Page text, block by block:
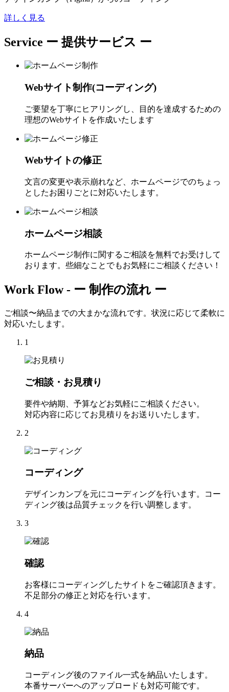
詳しく見る
Service ー 提供サービス ー
Webサイト制作(コーディング)
ご要望を丁寧にヒアリングし、目的を達成するための
理想のWebサイトを作成いたします
Webサイトの修正
文言の変更や表示崩れなど、ホームページでのちょっ
としたお困りごとに対応いたします。
ホームページ相談
ホームページ制作に関するご相談を無料でお受けして
おります。些細なことでもお気軽にご相談ください！
Work Flow - ー 制作の流れ ー
ご相談〜納品までの大まかな流れです。状況に応じて柔軟に
対応いたします。
1
ご相談・お見積り
要件や納期、予算などお気軽にご相談ください。
対応内容に応じてお見積りをお送りいたします。
2
コーディング
デザインカンプを元にコーディングを行います。コー
ディング後は品質チェックを行い調整します。
3
確認
お客様にコーディングしたサイトをご確認頂きます。
不足部分の修正と対応を行います。
4
納品
コーディング後のファイル一式を納品いたします。
本番サーバーへのアップロードも対応可能です。